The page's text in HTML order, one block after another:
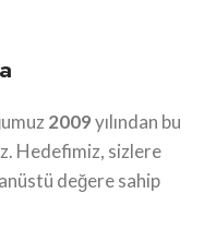
2009yılından bu
Hedefimiz, sizlere
değere sahip